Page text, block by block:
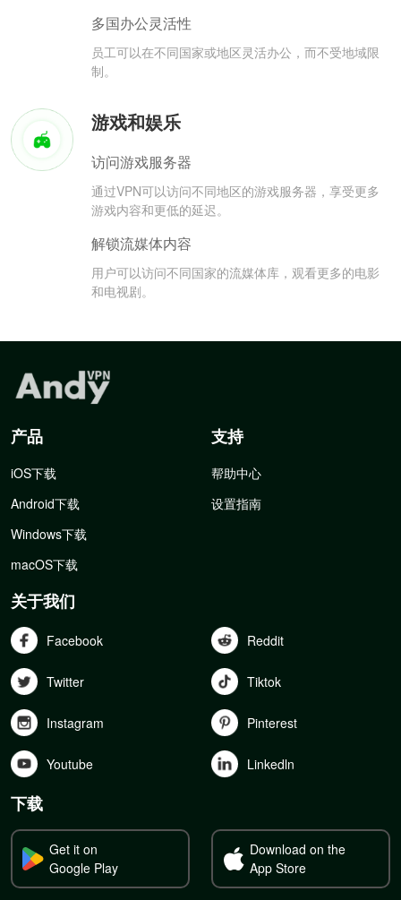
多国办公灵活性
员工可以在不同国家或地区灵活办公，而不受地域限
制。
游戏和娱乐
访问游戏服务器
通过VPN可以访问不同地区的游戏服务器，享受更多
游戏内容和更低的延迟。
解锁流媒体内容
用户可以访问不同国家的流媒体库，观看更多的电影
和电视剧。
产品
iOS下载
Android下载
Windows下载
macOS下载
支持
帮助中心
设置指南
关于我们
Facebook Reddit
Twitter Tiktok
Instagram Pinterest
Youtube Linkedln
下载
Get it on
Google Play
Download on the
App Store